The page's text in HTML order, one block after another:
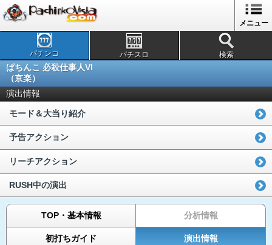
メニュー
パチンコ パチスロ 検索
ぱちんこ 必殺仕事人VI
（京楽）
演出情報
モード＆大当り紹介
予告アクション
リーチアクション
RUSH中の演出
TOP・基本情報 分析情報
初打ちガイド 演出情報